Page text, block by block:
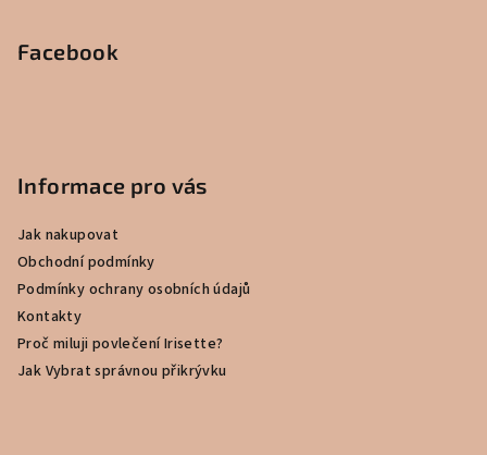
Facebook
Informace pro vás
Jak nakupovat
Obchodní podmínky
Podmínky ochrany osobních údajů
Kontakty
Proč miluji povlečení Irisette?
Jak Vybrat správnou přikrývku